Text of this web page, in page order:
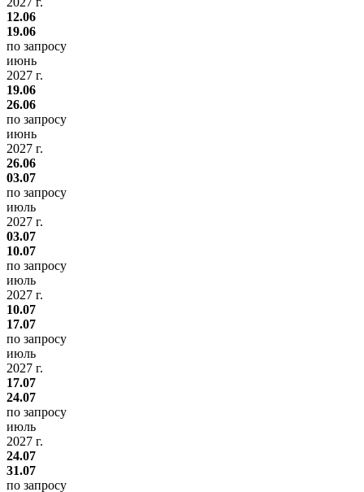
12.06
19.06
по запросу
июнь
2027 г.
19.06
26.06
по запросу
июнь
2027 г.
26.06
03.07
по запросу
июль
2027 г.
03.07
10.07
по запросу
июль
2027 г.
10.07
17.07
по запросу
июль
2027 г.
17.07
24.07
по запросу
июль
2027 г.
24.07
31.07
по запросу